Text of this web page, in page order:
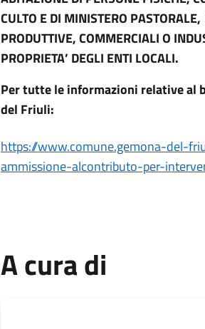
CULTO E DI MINISTERO
PRODUTTIVE, COMMERCIALI O
PROPRIETA’ DEGLI ENTI LOCALI.
Per tutte le informazioni relative al
del Friuli:
https://www.comune.gemona-del-
ammissione-alcontributo-per-
A cura di